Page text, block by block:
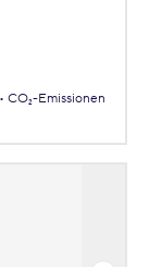
CO₂-Emissionen